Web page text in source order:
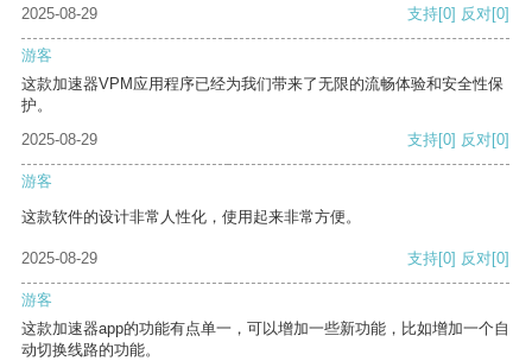
2025-08-29 支持[0] 反对[0]
游客
这款加速器VPM应用程序已经为我们带来了无限的流畅体验和安全性保
护。
2025-08-29
支持[0] 反对[0]
游客
这款软件的设计非常人性化，使用起来非常方便。
2025-08-29 支持[0] 反对[0]
游客
这款加速器app的功能有点单一，可以增加一些新功能，比如增加一个自
动切换线路的功能。